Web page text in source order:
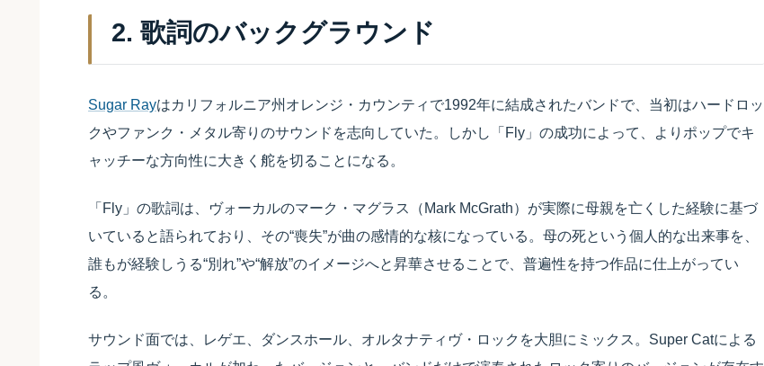
2. 歌詞のバックグラウンド
Sugar Rayはカリフォルニア州オレンジ・カウンティで1992年に結成されたバンドで、当初はハードロッ
クやファンク・メタル寄りのサウンドを志向していた。しかし「Fly」の成功によって、よりポップでキ
ャッチーな方向性に大きく舵を切ることになる。
「Fly」の歌詞は、ヴォーカルのマーク・マグラス（Mark McGrath）が実際に母親を亡くした経験に基づ
いていると語られており、その“喪失”が曲の感情的な核になっている。母の死という個人的な出来事を、
誰もが経験しうる“別れ”や“解放”のイメージへと昇華させることで、普遍性を持つ作品に仕上がってい
る。
サウンド面では、レゲエ、ダンスホール、オルタナティヴ・ロックを大胆にミックス。Super Catによる